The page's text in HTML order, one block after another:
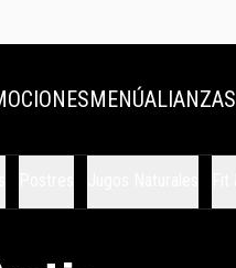
MENÚALIANZAS